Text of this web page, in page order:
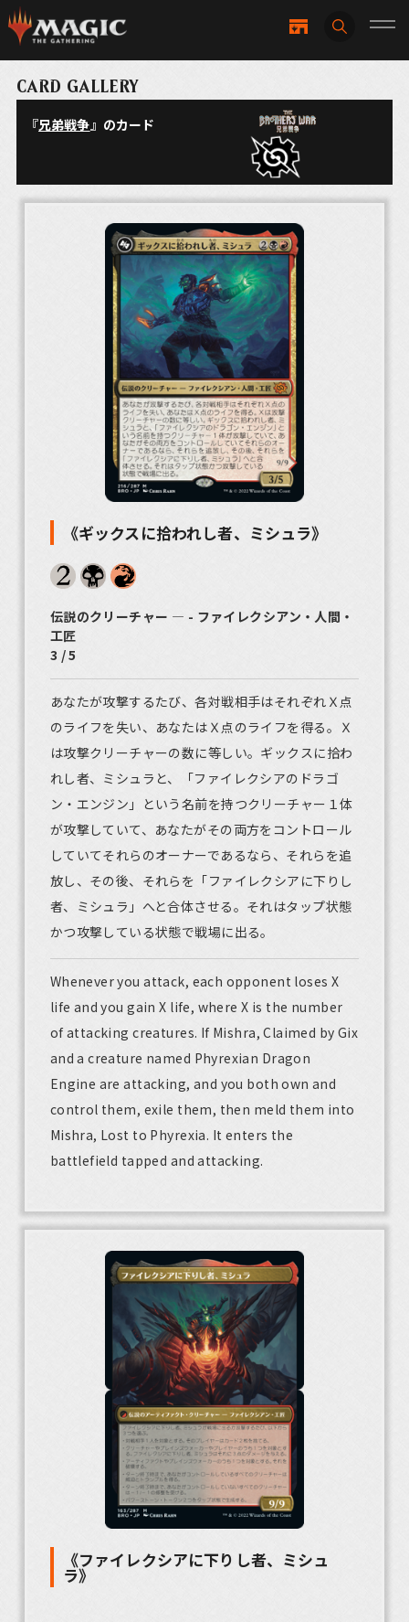
CARD GALLERY
『兄弟戦争』のカード
《ギックスに拾われし者、ミシュラ》
伝説のクリーチャー ― - ファイレクシアン・人間・
工匠
3 / 5
あなたが攻撃するたび、各対戦相手はそれぞれＸ点
のライフを失い、あなたはＸ点のライフを得る。Ｘ
は攻撃クリーチャーの数に等しい。ギックスに拾わ
れし者、ミシュラと、「ファイレクシアのドラゴ
ン・エンジン」という名前を持つクリーチャー１体
が攻撃していて、あなたがその両方をコントロール
していてそれらのオーナーであるなら、それらを追
放し、その後、それらを「ファイレクシアに下りし
者、ミシュラ」へと合体させる。それはタップ状態
かつ攻撃している状態で戦場に出る。
Whenever you attack, each opponent loses X
life and you gain X life, where X is the number
of attacking creatures. If Mishra, Claimed by Gix
and a creature named Phyrexian Dragon
Engine are attacking, and you both own and
control them, exile them, then meld them into
Mishra, Lost to Phyrexia. It enters the
battlefield tapped and attacking.
《ファイレクシアに下りし者、ミシュ
ラ》